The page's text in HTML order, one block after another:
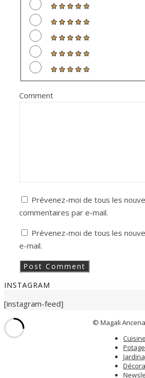
Comment
Prévenez-moi de tous les
commentaires par e-mail.
Prévenez-moi de tous les
e-mail.
INSTAGRAM
[instagram-feed]
© Magali
Cuisine